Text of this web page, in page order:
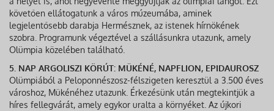
követően ellátogatunk a város múzeumába, aminek
legjelentősebb darabja Hermésznek, az istenek hírnökének
szobra. Programunk végeztével a szállásunkra utazunk, amely
Olümpia közelében található.
5. NAP ARGOLISZI KÖRÚT: MÜKÉNÉ, NAPFLION, EPIDAUROSZ
Olümpiából a Peloponnészosz-félszigeten keresztül a 3.500 éves
városhoz, Mükénéhez utazunk. Érkezésünk után megtekintjük a
híres fellegvárát, amely egykor uralta a környéket. Az újkori